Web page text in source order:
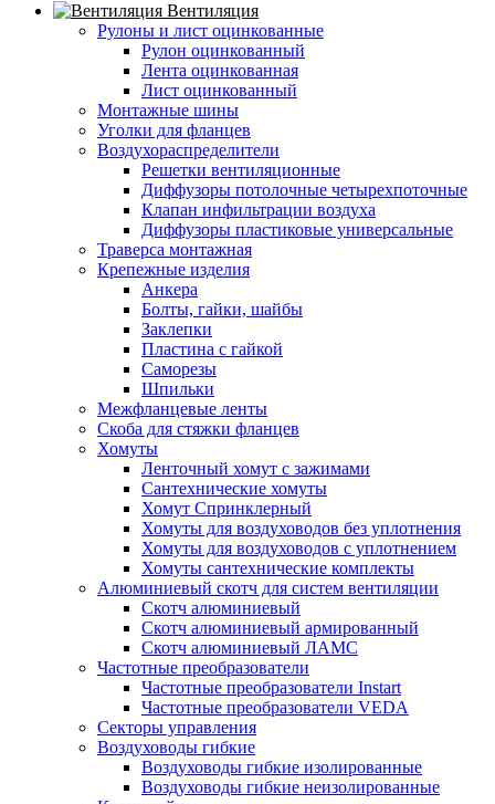
Вентиляция
Рулоны и лист оцинкованные
Рулон оцинкованный
Лента оцинкованная
Лист оцинкованный
Монтажные шины
Уголки для фланцев
Воздухораспределители
Решетки вентиляционные
Диффузоры потолочные четырехпоточные
Клапан инфильтрации воздуха
Диффузоры пластиковые универсальные
Траверса монтажная
Крепежные изделия
Анкера
Болты, гайки, шайбы
Заклепки
Пластина с гайкой
Саморезы
Шпильки
Межфланцевые ленты
Скоба для стяжки фланцев
Хомуты
Ленточный хомут с зажимами
Сантехнические хомуты
Хомут Спринклерный
Хомуты для воздуховодов без уплотнения
Хомуты для воздуховодов с уплотнением
Хомуты сантехнические комплекты
Алюминиевый скотч для систем вентиляции
Скотч алюминиевый
Скотч алюминиевый армированный
Скотч алюминиевый ЛАМС
Частотные преобразователи
Частотные преобразователи Instart
Частотные преобразователи VEDA
Секторы управления
Воздуховоды гибкие
Воздуховоды гибкие изолированные
Воздуховоды гибкие неизолированные